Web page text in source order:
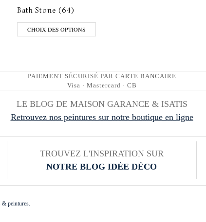
Bath Stone (64)
CHOIX DES OPTIONS
PAIEMENT SÉCURISÉ PAR CARTE BANCAIRE
Visa · Mastercard · CB
LE BLOG DE MAISON GARANCE & ISATIS
Retrouvez nos peintures sur notre boutique en ligne
TROUVEZ L'INSPIRATION SUR
NOTRE BLOG IDÉE DÉCO
peintures.